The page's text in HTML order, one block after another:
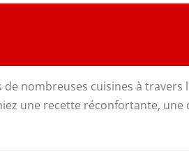
nombreuses cuisines à
une recette réconfortante,